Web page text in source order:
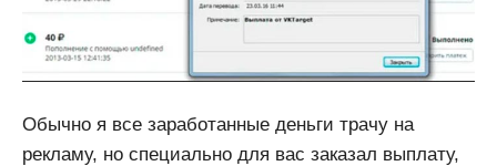
Обычно я все заработанные деньги трачу на
рекламу, но специально для вас заказал выплату,